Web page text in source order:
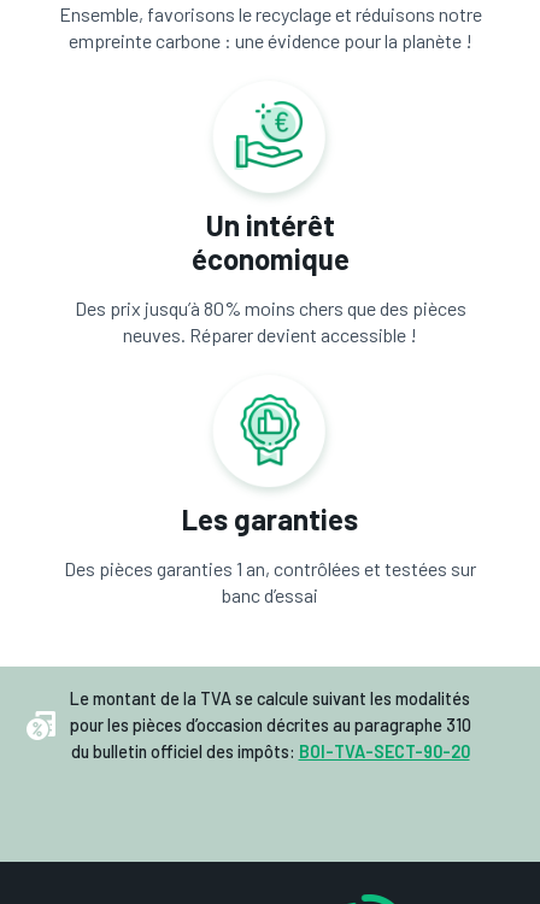
Ensemble, favorisons le recyclage et réduisons notre
empreinte carbone : une évidence pour la planète !
Un intérêt
économique
Des prix jusqu’à 80% moins chers que des pièces
neuves. Réparer devient accessible !
Les garanties
Des pièces garanties 1 an, contrôlées et testées sur
banc d’essai
Le montant de la TVA se calcule suivant les modalités
pour les pièces d’occasion décrites au paragraphe 310
du bulletin officiel des impôts: BOI-TVA-SECT-90-20